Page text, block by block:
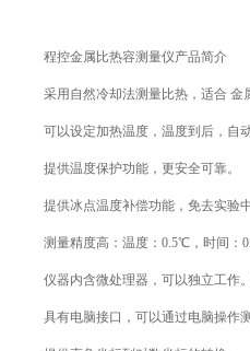
程控金属比热容测量仪产品简介
采用自然冷却法测量比热，适合 金
可以设定加热温度，温度到后，自
提供温度保护功能，更安全可靠。
提供冰点温度补偿功能，免去实验
测量精度高：温度：0.5℃，时间：
仪器内含微处理器，可以独立工作
具有电脑接口，可以通过电脑操作